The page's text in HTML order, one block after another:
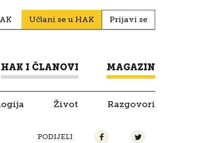
Učlani se u HAK Prijavi se
HAK I ČLANOVI MAGAZIN
Život Razgovori
PODIJELI